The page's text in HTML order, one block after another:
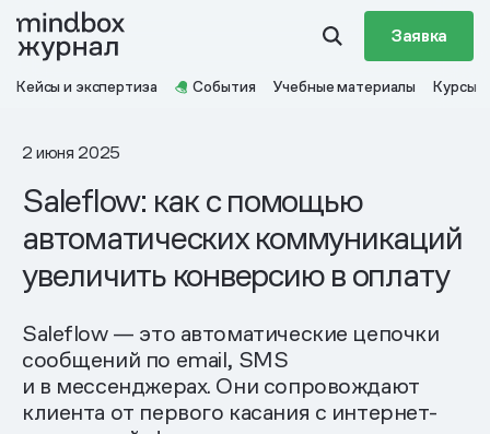
Заявка
Кейсы и экспертиза События Учебные материалы Курсы
2 июня 2025
Saleflow: как с помощью
автоматических коммуникаций
увеличить конверсию в оплату
Saleflow — это автоматические цепочки
сообщений по email, SMS
и в мессенджерах. Они сопровождают
клиента от первого касания с интернет-